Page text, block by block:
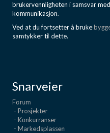
brukervennligheten i samsvar
kommunikasjon.
Ved at du fortsetter å bruke
samtykker til dette.
Snarveier
Forum
- Prosjekter
- Konkurranser
- Markedsplassen